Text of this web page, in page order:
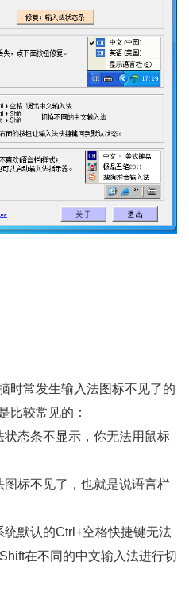
时常发生输入法图标不见了的
比较常见的：
态条不显示，你无法用鼠标
标不见了，也就是说语言栏
默认的Ctrl+空格快捷键无法
在不同的中文输入法进行切